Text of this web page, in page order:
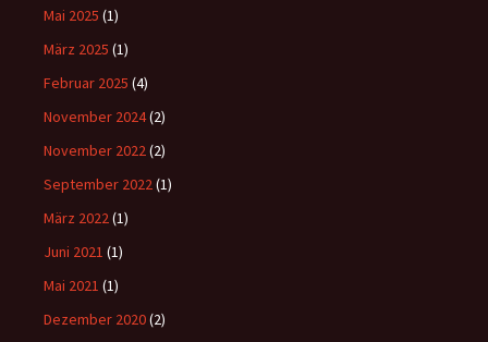
Mai 2025 (1)
März 2025 (1)
Februar 2025 (4)
November 2024(2)
November 2022(2)
September 2022(1)
März 2022(1)
Juni 2021 (1)
Mai 2021 (1)
Dezember 2020(2)